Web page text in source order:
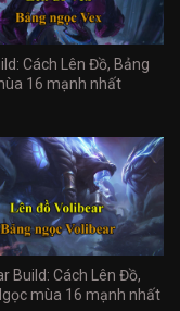
Cách Lên Đồ, Bảng
16 mạnh nhất
Build: Cách Lên Đồ,
mùa 16 mạnh nhất